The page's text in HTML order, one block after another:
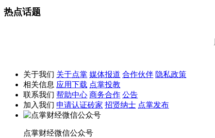
热点话题
关于我们 关于点掌 媒体报道 合作伙伴 隐私政策
相关信息 应用下载 点掌投教
联系我们 帮助中心 商务合作 公告
加入我们 申请认证砖家 招贤纳士 点掌发布
点掌财经微信公众号